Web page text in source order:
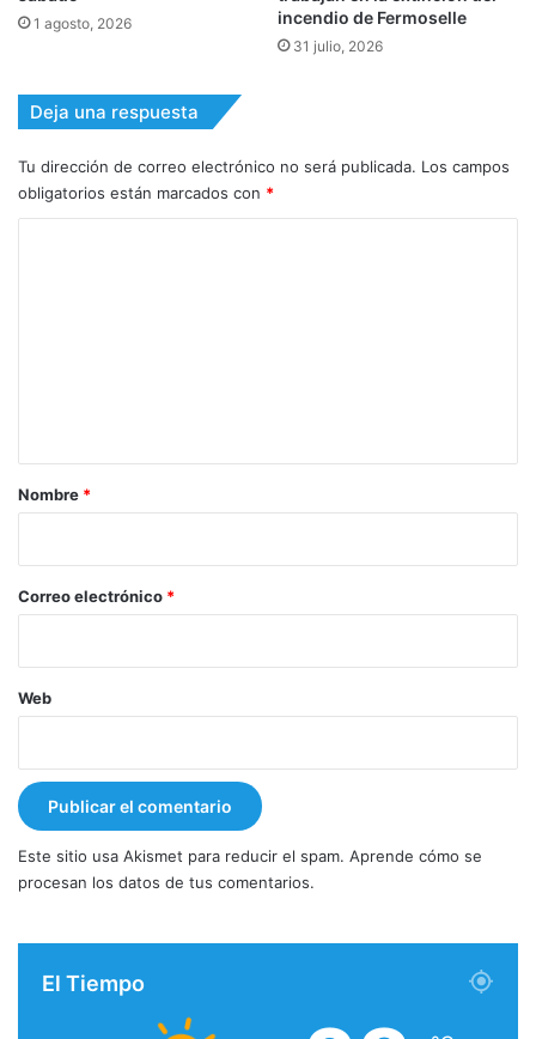
1 agosto, 2026
incendio de Fermoselle
31 julio, 2026
Deja una respuesta
Tu dirección de correo electrónico no será publicada. Los campos
obligatorios están marcados con *
r
*
Nombre *
Correo electrónico *
Web
Este sitio usa Akismet para reducir el spam. Aprende cómo se
procesan los datos de tus comentarios.
El Tiempo